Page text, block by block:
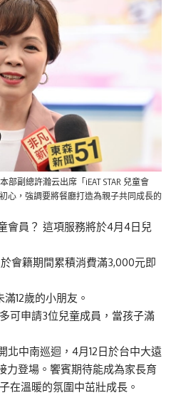
部副總許瀚云出席「iEAT STAR 兒童會
心，強調要將餐廳打造為親子共同成長的
會員？ 這項服務將於4月4日兒
會籍期間累積消費滿3,000元即
12歲的小朋友。
可申請3位兒童成員，當孩子滿
北中南巡迴，4月12日於台中大遠
力登場。饗賓期待能成為家長育
在溫暖的氛圍中茁壯成長。